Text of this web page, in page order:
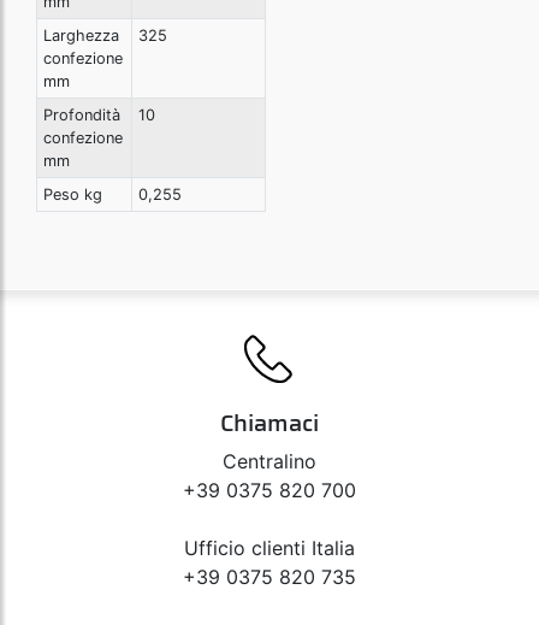
Larghezza
confezione
mm
325
Profondità
confezione
mm
10
Peso kg 0,255
Chiamaci
Centralino
+39 0375 820 700
Ufficio clienti Italia
+39 0375 820 735